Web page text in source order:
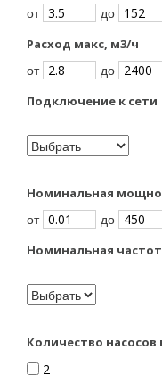
от до
Расход макс, м3/ч
от до
Подключение к сети
Номинальная
от до
Номинальная
Количество насосов
2